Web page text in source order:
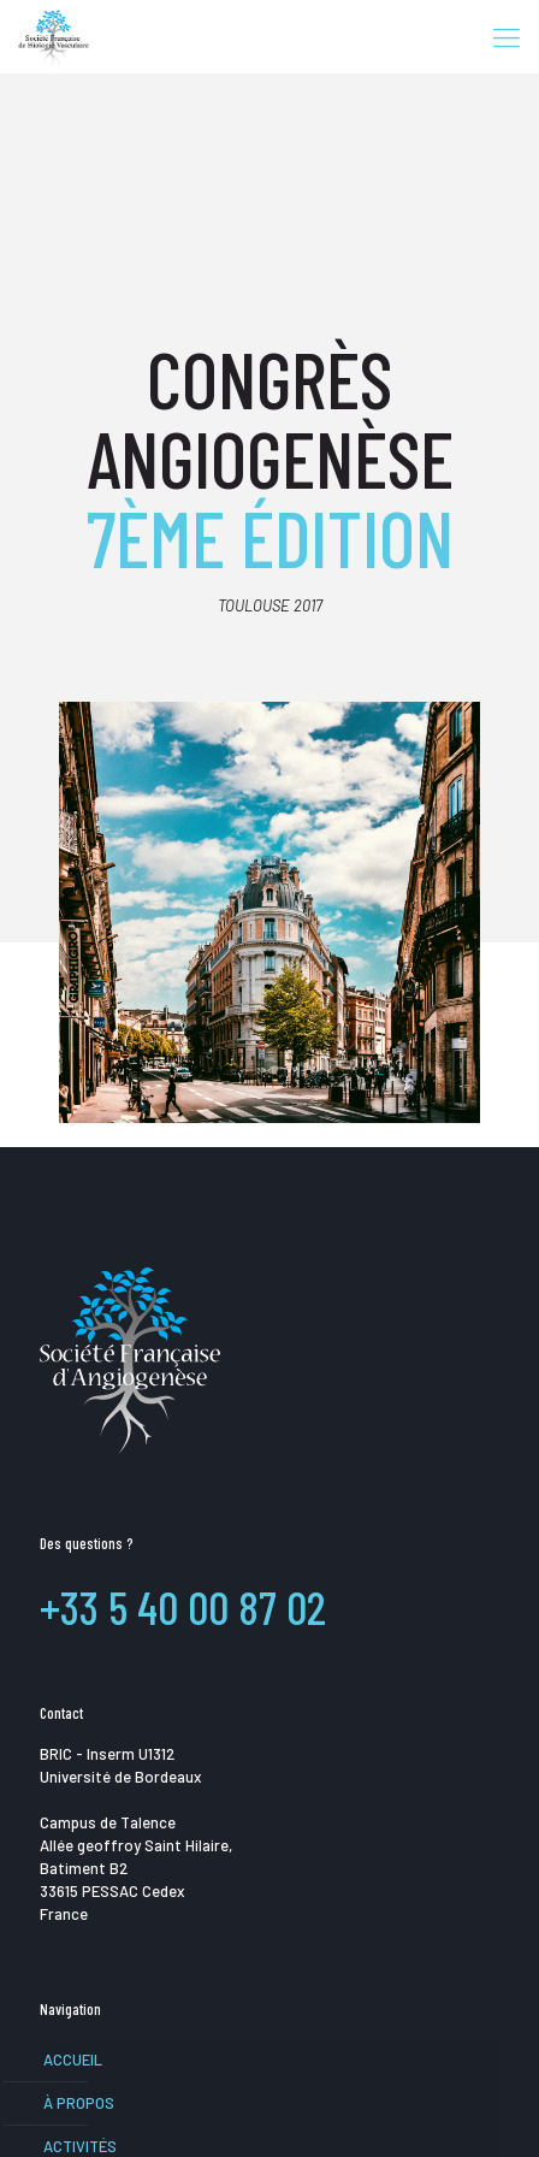
CONGRÈS
ANGIOGENÈSE
7ÈME ÉDITION
TOULOUSE 2017
Des questions ?
+33 5 40 00 87 02
Contact
BRIC - Inserm U1312
Université de Bordeaux
Campus de Talence
Allée geoffroy Saint Hilaire,
Batiment B2
33615 PESSAC Cedex
France
Navigation
ACCUEIL
À PROPOS
ACTIVITÉS